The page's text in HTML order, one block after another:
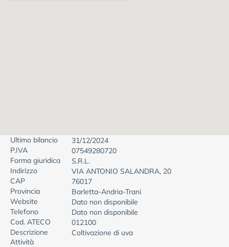
Ultimo bilancio
31/12/2024
P.IVA
07549280720
Forma giuridica
S.R.L.
Indirizzo
VIA ANTONIO SALANDRA, 20
CAP
76017
Provincia
Barletta-Andria-Trani
Website
Dato non disponibile
Telefono
Dato non disponibile
Cod. ATECO
012100
Descrizione
Attività
Coltivazione di uva